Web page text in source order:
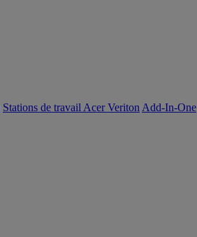
Stations de travail Acer Veriton Add-In-One